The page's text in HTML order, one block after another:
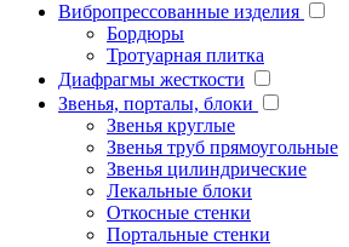
Вибропрессованные изделия
Бордюры
Тротуарная плитка
Диафрагмы жесткости
Звенья, порталы, блоки
Звенья круглые
Звенья труб прямоугольные
Звенья цилиндрические
Лекальные блоки
Откосные стенки
Портальные стенки